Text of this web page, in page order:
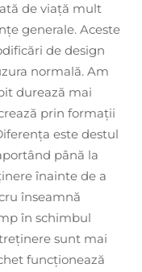
de viaţă mult
generale. Aceste
de design
normală. Am
durează mai
prin formaţii
este destul
până la
înainte de a
înseamnă
în schimbul
sunt mai
funcţionează